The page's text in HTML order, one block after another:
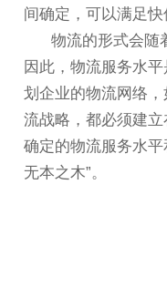
间确定，可以满足快
物流的形式会随着
因此，物流服务水
划企业的物流网络
流战略，都必须建
确定的物流服务水平
无本之木”。